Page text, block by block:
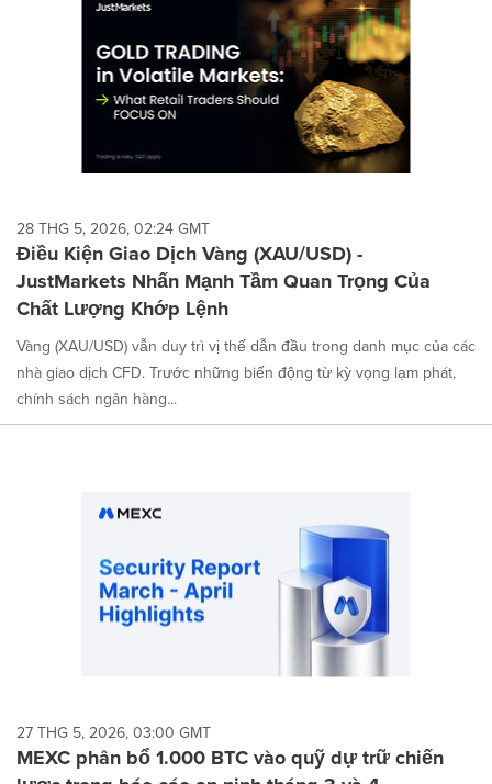
28 THG 5, 2026, 02:24 GMT
Điều Kiện Giao Dịch Vàng (XAU/USD) -
JustMarkets Nhấn Mạnh Tầm Quan Trọng Của
Chất Lượng Khớp Lệnh
Vàng (XAU/USD) vẫn duy trì vị thế dẫn đầu trong danh mục của các
nhà giao dịch CFD. Trước những biến động từ kỳ vọng lạm phát,
chính sách ngân hàng...
27 THG 5, 2026, 03:00 GMT
MEXC phân bổ 1.000 BTC vào quỹ dự trữ chiến